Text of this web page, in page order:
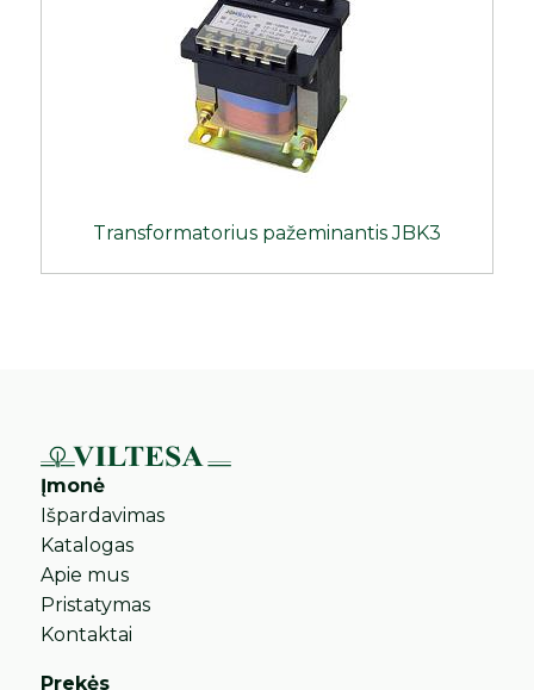
Transformatorius pažeminantis JBK3
Įmonė
Išpardavimas
Katalogas
Apie mus
Pristatymas
Kontaktai
Prekės